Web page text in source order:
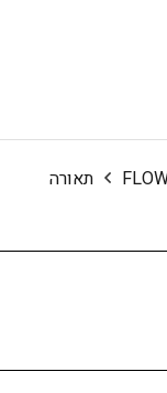
תאורה